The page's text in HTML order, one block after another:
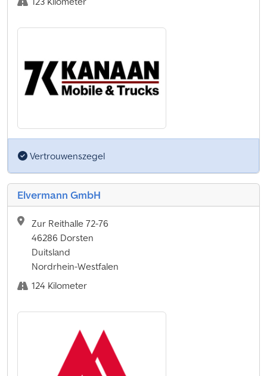
Vertrouwenszegel
Elvermann GmbH
Zur Reithalle 72-76
46286 Dorsten
Duitsland
Nordrhein-Westfalen
124 Kilometer